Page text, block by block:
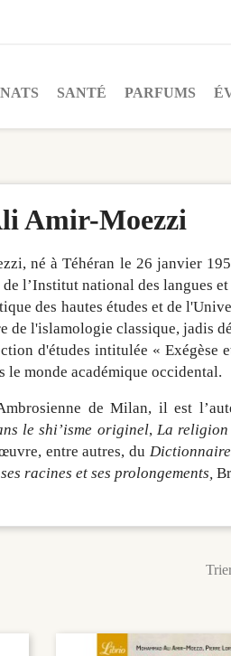
SANTÉ PARFUMS
Amir-Moezzi
né à Téhéran le 26 janvier
l’Institut national des langues
des hautes études et de
de l'islamologie classique, jadis
d'études intitulée « Exégèse
le monde académique occidental.
de Milan, il est
le shi’isme originel, La religion
entre autres, du
racines et ses prolongements,